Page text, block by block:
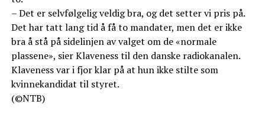
– Det er selvfølgelig veldig bra, og det setter vi pris på.
Det har tatt lang tid å få to mandater, men det er ikke
bra å stå på sidelinjen av valget om de «normale
plassene», sier Klaveness til den danske radiokanalen.
Klaveness var i fjor klar på at hun ikke stilte som
kvinnekandidat til styret.
(©NTB)